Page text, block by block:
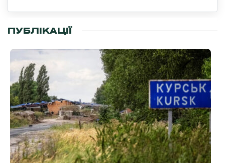
ПУБЛІКАЦІЇ